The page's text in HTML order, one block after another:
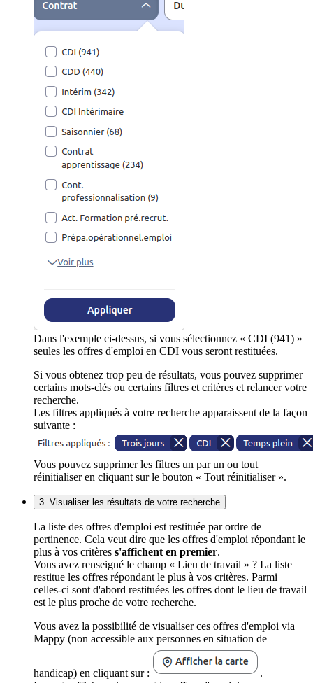
Dans l'exemple ci-dessus, si vous sélectionnez « CDI (941) »
seules les offres d'emploi en CDI vous seront restituées.
Si vous obtenez trop peu de résultats, vous pouvez supprimer
certains mots-clés ou certains filtres et critères et relancer votre
recherche.
Les filtres appliqués à votre recherche apparaissent de la façon
suivante :
Vous pouvez supprimer les filtres un par un ou tout
réinitialiser en cliquant sur le bouton « Tout réinitialiser ».
3. Visualiser les résultats de votre recherche
La liste des offres d'emploi est restituée par ordre de
pertinence. Cela veut dire que les offres d'emploi répondant le
plus à vos critères s'affichent en premier.
Vous avez renseigné le champ « Lieu de travail » ? La liste
restitue les offres répondant le plus à vos critères. Parmi
celles-ci sont d'abord restituées les offres dont le lieu de travail
est le plus proche de votre recherche.
Vous avez la possibilité de visualiser ces offres d'emploi via
Mappy (non accessible aux personnes en situation de
handicap) en cliquant sur :
.